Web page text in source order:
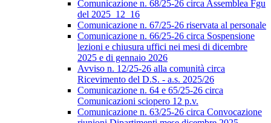
Comunicazione n. 68/25-26 circa Assemblea Fgu
del 2025_12_16
Comunicazione n. 67/25-26 riservata al personale
Comunicazione n. 66/25-26 circa Sospensione
lezioni e chiusura uffici nei mesi di dicembre
2025 e di gennaio 2026
Avviso n. 12/25-26 alla comunità circa
Ricevimento del D.S. - a.s. 2025/26
Comunicazione n. 64 e 65/25-26 circa
Comunicazioni sciopero 12 p.v.
Comunicazione n. 63/25-26 circa Convocazione